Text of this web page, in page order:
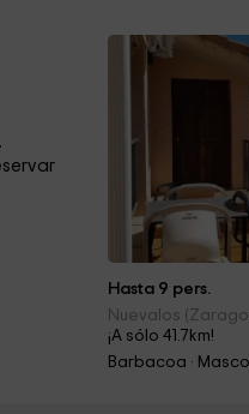
Hasta 9 pers.
Nuevalos
¡A sólo 41.7km!
Barbacoa ·